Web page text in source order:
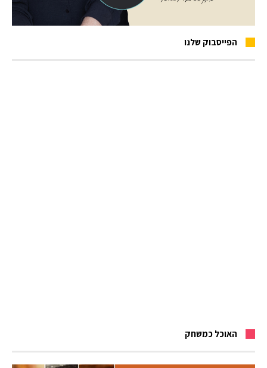
הפייסבוק שלנו
האוכל כמשחק